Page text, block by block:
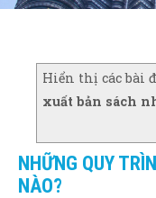
Hiển thị các bài
xuất bản sách
NHỮNG QUY
NÀO?